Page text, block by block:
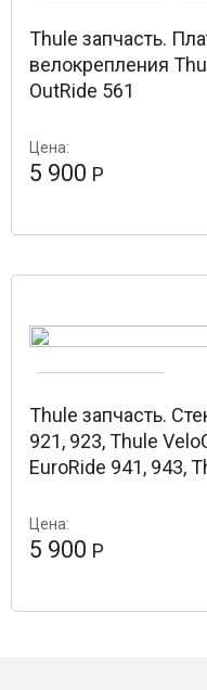
Thule запчасть.
велокрепления
OutRide 561
Цена:
5 900 Р
Thule запчасть.
921, 923, Thule
EuroRide 941, 943,
Цена:
5 900 Р